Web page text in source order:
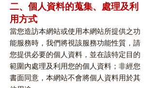
二、個人資料的蒐集、處理及利
用方式
當您造訪本網站或使用本網站所提供之功
能服務時，我們將視該服務功能性質，請
您提供必要的個人資料，並在該特定目的
範圍內處理及利用您的個人資料；非經您
書面同意，本網站不會將個人資料用於其